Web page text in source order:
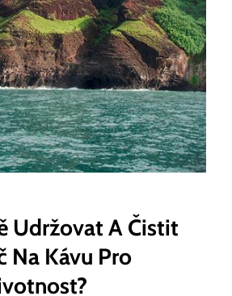
Udržovat A Čistit
Na Kávu Pro